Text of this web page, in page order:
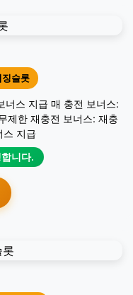
징슬롯
너스 지급 매 충전 보너스:
제한 재충전 보너스: 재충
스 지급
니다.